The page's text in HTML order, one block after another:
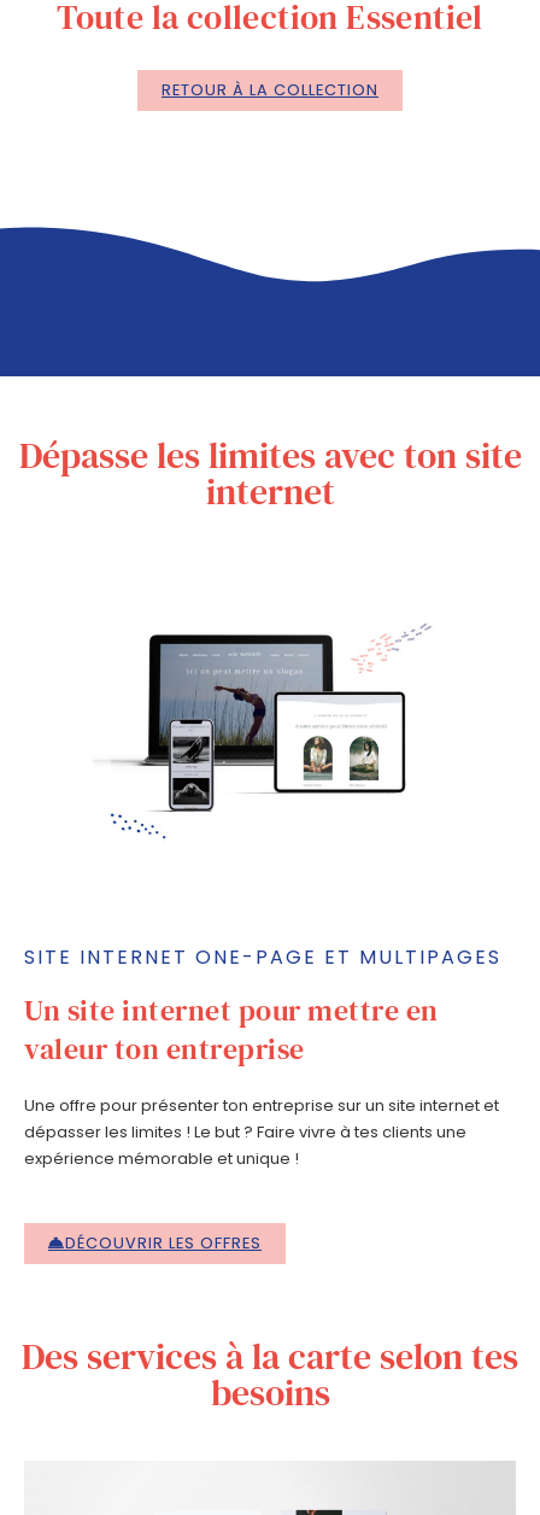
Toute la collection Essentiel
RETOUR À LA COLLECTION
Dépasse les limites avec ton site
internet
SITE INTERNET ONE-PAGE ET MULTIPAGES
Un site internet pour mettre en
valeur ton entreprise
Une offre pour présenter ton entreprise sur un site internet et
dépasser les limites ! Le but ? Faire vivre à tes clients une
expérience mémorable et unique !
DÉCOUVRIR LES OFFRES
Des services à la carte selon tes
besoins